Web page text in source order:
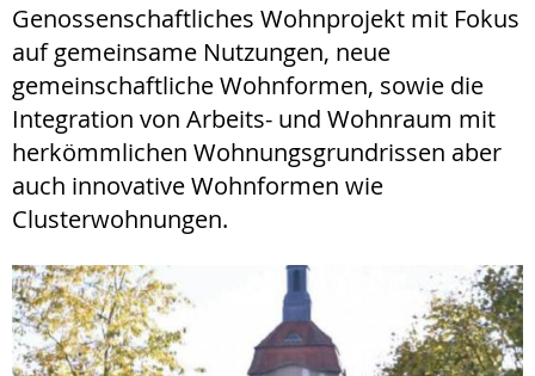
Genossenschaftliches Wohnprojekt mit Fokus
auf gemeinsame Nutzungen, neue
gemeinschaftliche Wohnformen, sowie die
Integration von Arbeits- und Wohnraum mit
herkömmlichen Wohnungsgrundrissen aber
auch innovative Wohnformen wie
Clusterwohnungen.